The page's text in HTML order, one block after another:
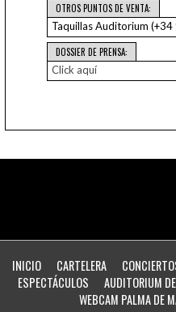
OTROS PUNTOS DE VENTA:
Taquillas Auditorium
DOSSIER DE PRENSA:
Click aquí
INICIO CARTELERA
ESPECTÁCULOS
AUDITORIUM
WEBCAM PALMA DE